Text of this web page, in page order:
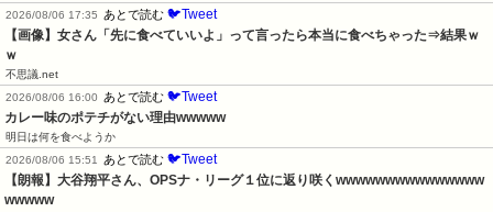
2026/08/06 17:35
あとで読む 🐦Tweet
【画像】女さん「先に食べていいよ」って言ったら本当に食べちゃった⇒結果ｗ
ｗ
不思議.net
2026/08/06 16:00
あとで読む 🐦Tweet
カレー味のポテチがない理由wwwww
明日は何を食べようか
2026/08/06 15:51
あとで読む 🐦Tweet
【朗報】大谷翔平さん、OPSナ・リーグ１位に返り咲くwwwwwwwwwwwwwww
wwwww